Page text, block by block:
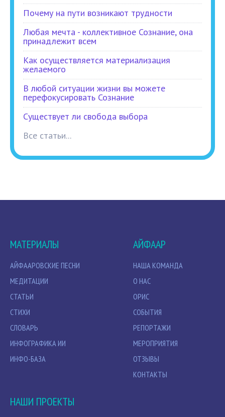
Почему на пути возникают трудности
Любая мечта - коллективное Сознание, она
принадлежит всем
Как осуществляется материализация
желаемого
В любой ситуации жизни вы можете
перефокусировать Сознание
Существует ли свобода выбора
Все статьи...
МАТЕРИАЛЫ
АЙФААРОВСКИЕ ПЕСНИ
МЕДИТАЦИИ
СТАТЬИ
СТИХИ
СЛОВАРЬ
ИНФОГРАФИКА ИИ
ИНФО-БАЗА
АЙФААР
НАША КОМАНДА
О НАС
ОРИС
СОБЫТИЯ
РЕПОРТАЖИ
МЕРОПРИЯТИЯ
ОТЗЫВЫ
КОНТАКТЫ
НАШИ ПРОЕКТЫ